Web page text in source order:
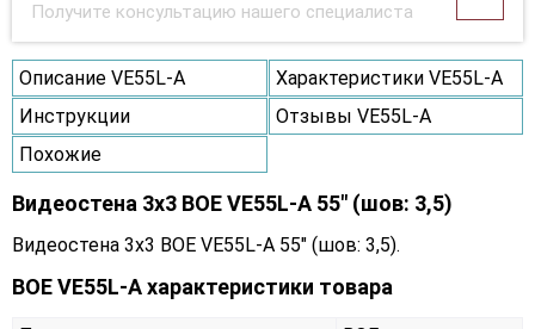
Получите консультацию нашего специалиста
Описание VE55L-A
Характеристики VE55L-A
Инструкции
Отзывы VE55L-A
Похожие
Видеостена 3x3 BOE VE55L-A 55" (шов: 3,5)
Видеостена 3x3 BOE VE55L-A 55" (шов: 3,5).
BOE VE55L-A характеристики товара